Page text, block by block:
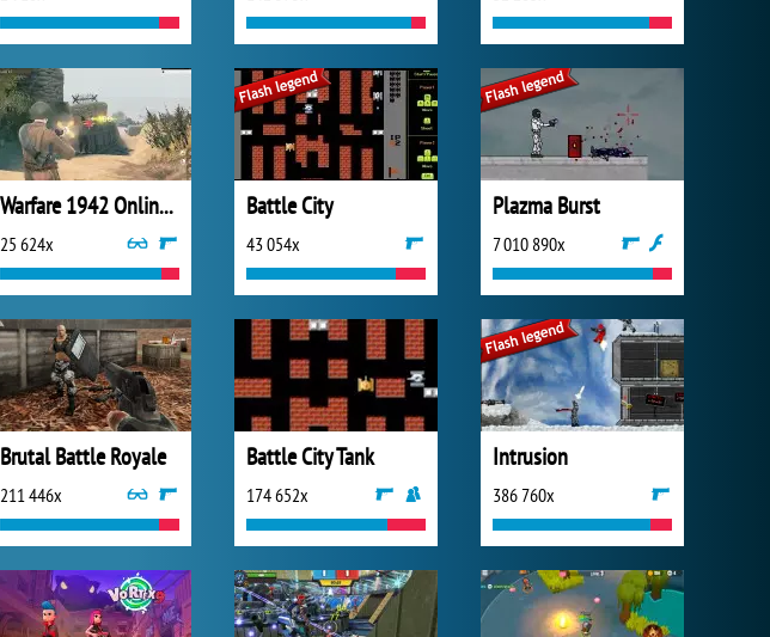
Warfare 1942 Online Shooter
25 624x
Battle City
43 054x
Plazma Burst
7 010 890x
Brutal Battle Royale
211 446x
Battle City Tank
174 652x
Intrusion
386 760x